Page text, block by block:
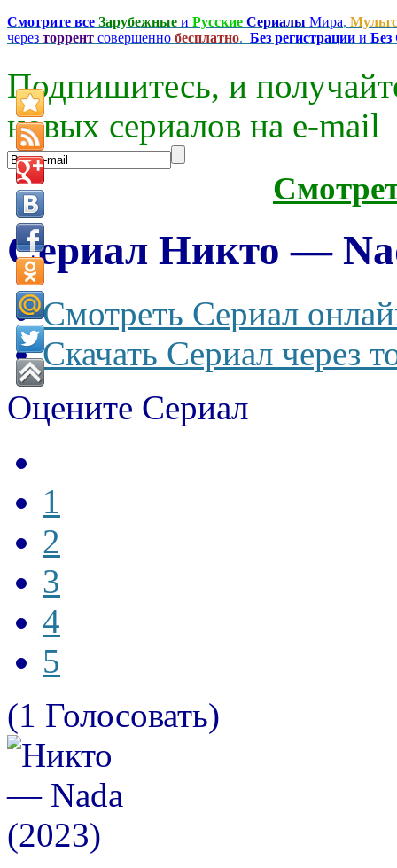
Смотрите все Зарубежные и Русские Сериалы Мира,
через торрент совершенно бесплатно. Без регистрации и
Подпишитесь, и
новых сериалов на e-mаil
Сериал Никто —
Смотреть Сериал
Скачать Сериал через
Оцените Сериал
1
2
3
4
5
(1 Голосовать)